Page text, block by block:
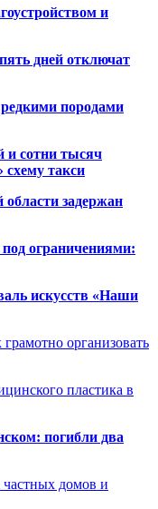
и
дней отключат
породами
и сотни тысяч
такси
задержан
ограничениями:
искусств «Наши
организовать
пластика в
погибли два
частных домов и